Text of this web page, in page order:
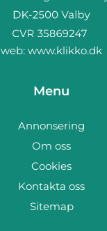
web: www.klikko.dk
Menu
Annonsering
Om oss
Cookies
Kontakta oss
Sitemap